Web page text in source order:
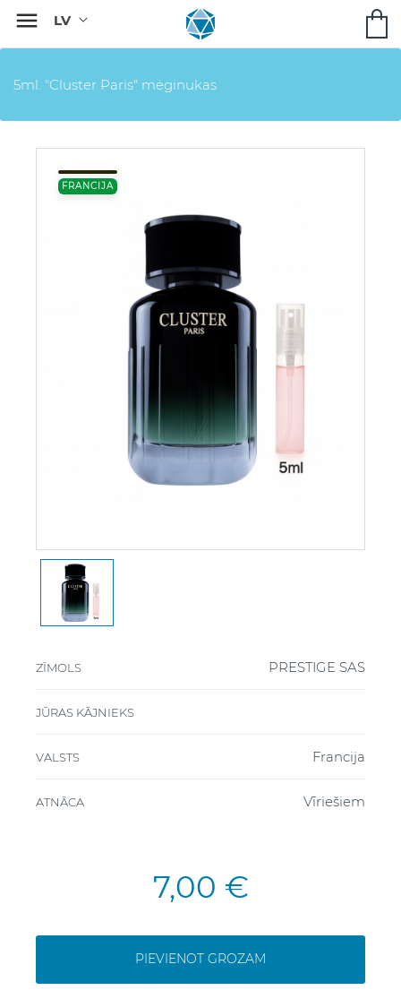

5ml. "Cluster Paris" mėginukas
FRANCIJA
ZĪMOLS PRESTIGE SAS
JŪRAS KĀJNIEKS
VALSTS Francija
ATNĀCA Vīriešiem
7,00 €
PIEVIENOT GROZAM